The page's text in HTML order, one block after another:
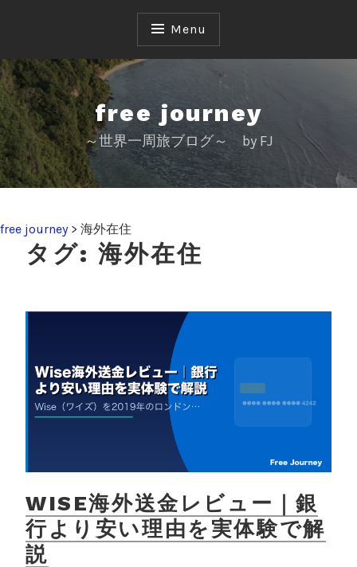
p
t
o
c
o
n
t
t
Menu
free journey
～世界一周旅ブログ～ by FJ
free journey> 海外在住
タグ: 海外在住
WISE海外送金レビュー｜銀
行より安い理由を実体験で解
説